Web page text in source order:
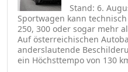
Stand: 6.
Sportwagen kann
250, 300 oder sogar mehr
Auf österreichischen
anderslautende
ein Höchsttempo von 130